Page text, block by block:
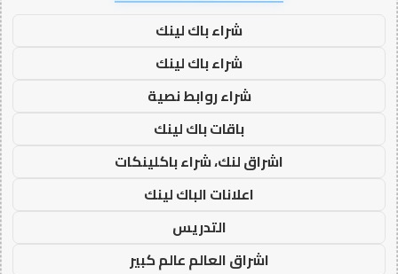
شراء باك لينك
شراء باك لينك
شراء روابط نصية
باقات باك لينك
اشراق لنك، شراء باكلينكات
اعلانات الباك لينك
التدريس
اشراق العالم عالم كبير